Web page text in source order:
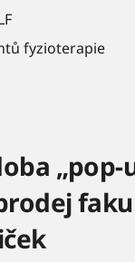
fyzioterapie
„pop-